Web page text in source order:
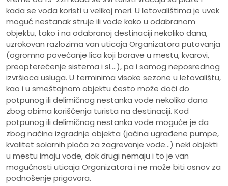
kada se voda koristi u velikoj meri. U letovalištima je uvek
moguć nestanak struje ili vode kako u odabranom
objektu, tako i na odabranoj destinaciji nekoliko dana,
uzrokovan razlozima van uticaja Organizatora putovanja
(ogromno povećanje lica koji borave u mestu, kvarovi,
preopterećenje sistema i sl.…), pa i samog neposrednog
izvršioca usluga. U terminima visoke sezone u letovalištu,
kao i u smeštajnom objektu često može doći do
potpunog ili delimičnog nestanka vode nekoliko dana
zbog obima korišćenja turista na destinaciji. Kod
potpunog ili delimičnog nestanka vode moguće je da
zbog načina izgradnje objekta (jačina ugrađene pumpe,
kvalitet solarnih ploča za zagrevanje vode…) neki objekti
u mestu imaju vode, dok drugi nemaju i to je van
mogućnosti uticaja Organizatora i ne može biti osnov za
podnošenje prigovora.